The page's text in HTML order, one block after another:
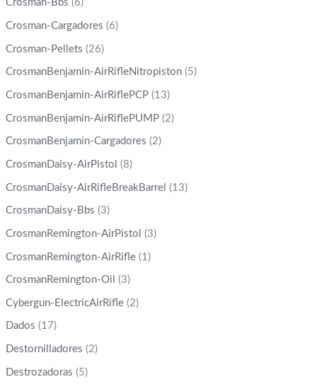
Crosman-Bbs (6)
Crosman-Cargadores (6)
Crosman-Pellets (26)
CrosmanBenjamin-AirRifleNitropiston (5)
CrosmanBenjamin-AirRiflePCP (13)
CrosmanBenjamin-AirRiflePUMP (2)
CrosmanBenjamin-Cargadores (2)
CrosmanDaisy-AirPistol (8)
CrosmanDaisy-AirRifleBreakBarrel (13)
CrosmanDaisy-Bbs (3)
CrosmanRemington-AirPistol (3)
CrosmanRemington-AirRifle (1)
CrosmanRemington-Oil (3)
Cybergun-ElectricAirRifle (2)
Dados (17)
Destornilladores (2)
Destrozadoras (5)